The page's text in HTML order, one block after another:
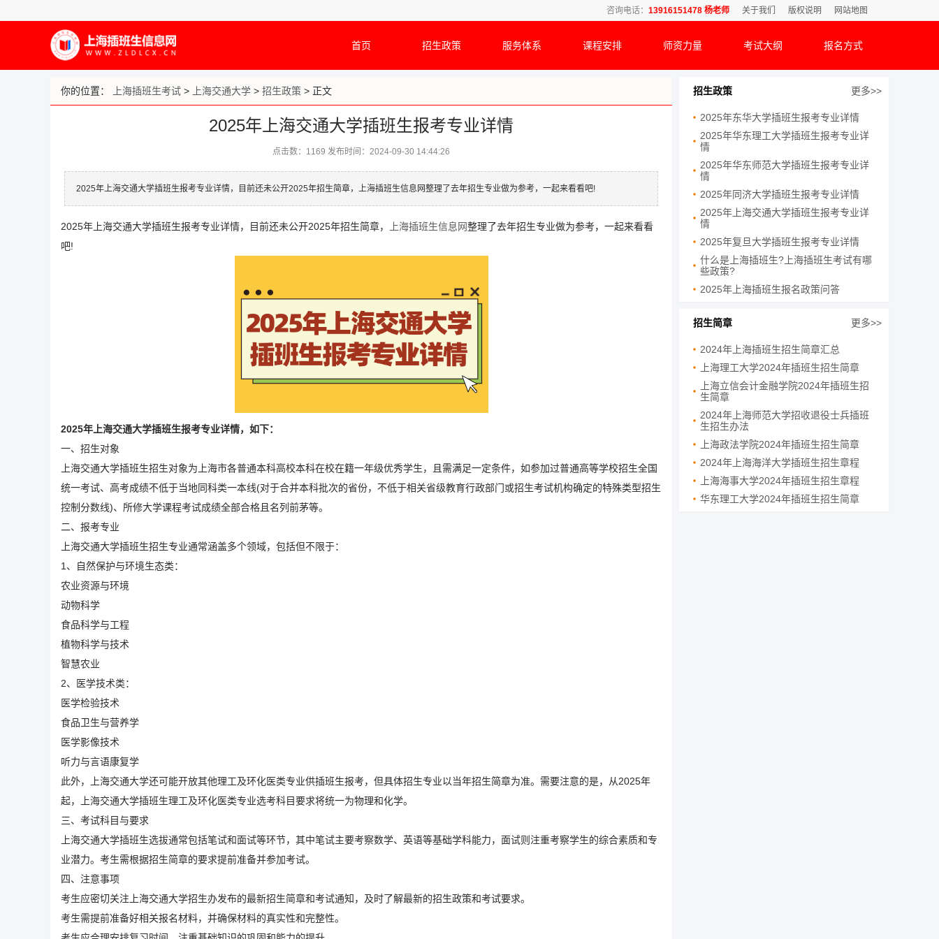
咨询电话： 13916151478 杨老师 关于我们 版权说明 网站地图
首页 招生政策 服务体系 课程安排 师资力量 考试大纲 报名方式
你的位置： 上海插班生考试 > 上海交通大学 > 招生政策 > 正文
2025年上海交通大学插班生报考专业详情
点击数： 1169 发布时间：2024-09-30 14:44:26
2025年上海交通大学插班生报考专业详情，目前还未公开2025年招生简章，上海插班生信息网整理了去年招生专业做为参考，一起来看看吧!
2025年上海交通大学插班生报考专业详情，目前还未公开2025年招生简章， 上海插班生信息网整理了去年招生专业做为参考，一起来看看
吧!
2025年上海交通大学插班生报考专业详情，如下：
一、招生对象
上海交通大学插班生招生对象为上海市各普通本科高校本科在校在籍一年级优秀学生，且需满足一定条件，如参加过普通高等学校招生全国
统一考试、高考成绩不低于当地同科类一本线(对于合并本科批次的省份，不低于相关省级教育行政部门或招生考试机构确定的特殊类型招生
控制分数线)、所修大学课程考试成绩全部合格且名列前茅等。
二、报考专业
上海交通大学插班生招生专业通常涵盖多个领域，包括但不限于：
1、自然保护与环境生态类：
农业资源与环境
动物科学
食品科学与工程
植物科学与技术
智慧农业
2、医学技术类：
医学检验技术
食品卫生与营养学
医学影像技术
听力与言语康复学
此外，上海交通大学还可能开放其他理工及环化医类专业供插班生报考，但具体招生专业以当年招生简章为准。需要注意的是，从2025年
起，上海交通大学插班生理工及环化医类专业选考科目要求将统一为物理和化学。
三、考试科目与要求
上海交通大学插班生选拔通常包括笔试和面试等环节，其中笔试主要考察数学、英语等基础学科能力，面试则注重考察学生的综合素质和专
业潜力。考生需根据招生简章的要求提前准备并参加考试。
四、注意事项
考生应密切关注上海交通大学招生办发布的最新招生简章和考试通知，及时了解最新的招生政策和考试要求。
考生需提前准备好相关报名材料，并确保材料的真实性和完整性。
招生政策 更多>>
2025年东华大学插班生报考专业详情
2025年华东理工大学插班生报考专业详
情
2025年华东师范大学插班生报考专业详
情
2025年同济大学插班生报考专业详情
2025年上海交通大学插班生报考专业详
情
2025年复旦大学插班生报考专业详情
什么是上海插班生?上海插班生考试有哪
些政策?
2025年上海插班生报名政策问答
招生简章 更多>>
2024年上海插班生招生简章汇总
上海理工大学2024年插班生招生简章
上海立信会计金融学院2024年插班生招
生简章
2024年上海师范大学招收退役士兵插班
生招生办法
上海政法学院2024年插班生招生简章
2024年上海海洋大学插班生招生章程
上海海事大学2024年插班生招生章程
华东理工大学2024年插班生招生简章